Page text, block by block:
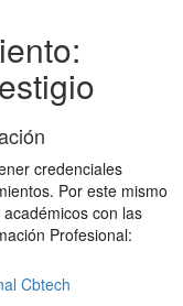
credenciales
Por este mismo
con las
Profesional:
Cbtech